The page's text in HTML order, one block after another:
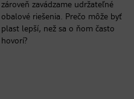
zároveň zavádzame udržateľné
obalové riešenia. Prečo môže byť
plast lepší, než sa o ňom často
hovorí?